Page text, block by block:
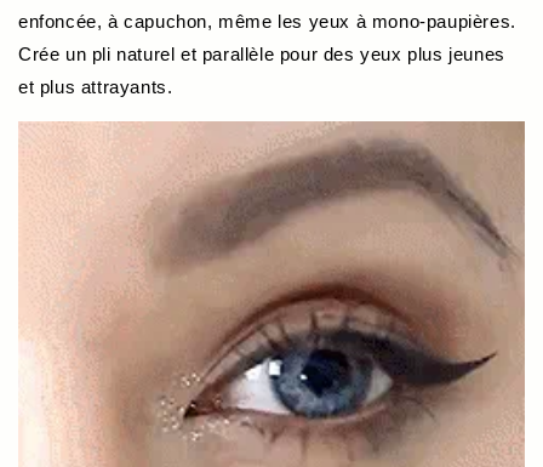
enfoncée, à capuchon, même les yeux à mono-paupières.
Crée un pli naturel et parallèle pour des yeux plus jeunes
et plus attrayants.